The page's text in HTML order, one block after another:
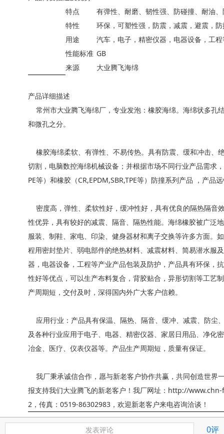
特点
有弹性、耐磨、韧性强、防碰撞、耐油
特性
环保，可塑性强，防震，减震，避震，
用途
汽车，电子，精密仪器，电器设备，工
性能标准 GB
来源
大业腾飞海绵
产品详细描述
常州市大业腾飞海绵厂，专业发泡：橡胶海绵。海绵状多孔
和微孔之分。
橡胶海绵柔软、有弹性、不易传热。具有防震、缓和冲击、
切割，电脑数控海绵机械设备；并根据市场不同行业产品需求，
PE等）和橡胶（CR,EPDM,SBR,TPE等）防撞系列产品 ，产品
密度高，弹性、柔软性好，缓冲性好，具有优良的隔热隔音
性优异，具有较好的减震、隔音、隔热性能。海绵橡胶被广泛
服装、制鞋、家电、印染、健身器材和离子交换等许多方面。
程用密封垫片、弱电部件的绝热材料、减震材料、简易潜水服
器，电器设备，工程等产业产品包装及防护，产品具有环保，
性好等优点，可以生产布料复合，背胶贴合，异形切割等工艺
产周期短，交付及时，深得国内外广大客户信赖。
应用行业：产品具有保温、隔热、隔音、缓冲、减震、防尘
及各种行业应用于电子、电器、精密仪器、家居日用品、净化
冶金、医疗、仪表仪器等。产品生产周期短，质量有保证。
我厂秉承诚信合作，愿与新老客户协作共赢，共同创造世界
报支持我们大业腾飞的新老客户！我厂网址：http://
2，传真：0519-86302983，欢迎新老客户来电咨询洽谈！
发表评论 0评